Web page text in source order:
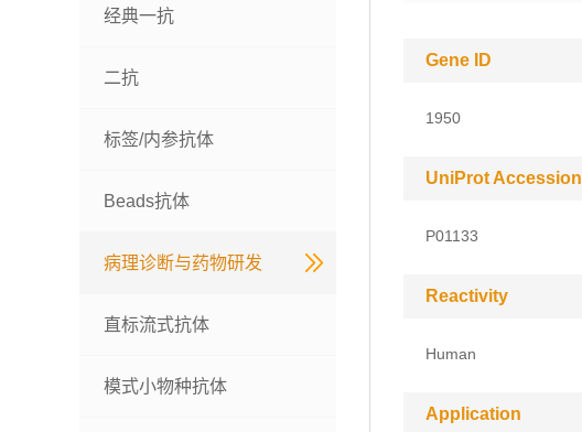
经典一抗
二抗
标签/内参抗体
Beads抗体
病理诊断与药物研发
直标流式抗体
模式小物种抗体
Gene ID
1950
UniProt Accession
P01133
Reactivity
Human
Application